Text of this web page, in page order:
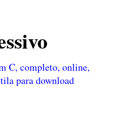
C, completo, online,
para download